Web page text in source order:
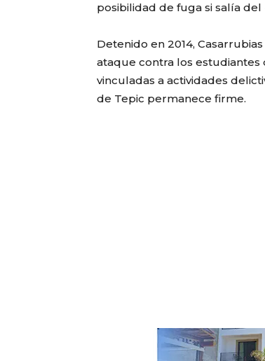
posibilidad de fuga si salía
Detenido en 2014,
ataque contra los estudiantes
vinculadas a actividades
de Tepic permanece firme.